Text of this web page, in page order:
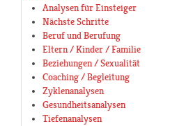
Analysen für Einsteiger
Nächste Schritte
Beruf und Berufung
Eltern / Kinder / Familie
Beziehungen / Sexualität
Coaching / Begleitung
Zyklenanalysen
Gesundheitsanalysen
Tiefenanalysen